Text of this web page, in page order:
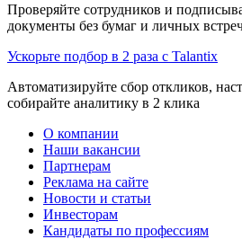
Проверяйте сотрудников и
документы без бумаг и личных
Ускорьте подбор в 2 раза с Talantix
Автоматизируйте сбор откликов,
собирайте аналитику в 2 клика
О компании
Наши вакансии
Партнерам
Реклама на сайте
Новости и статьи
Инвесторам
Кандидаты по профессиям